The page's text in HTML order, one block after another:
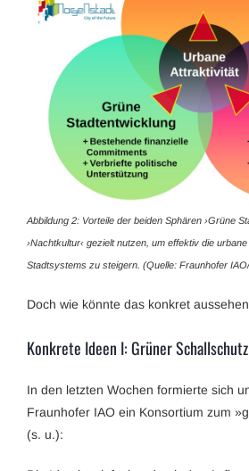
Abbildung 2: Vorteile der beiden Sphären ›Grüne
›Nachtkultur‹ gezielt nutzen, um effektiv die
Stadtsystems zu steigern. (Quelle: Fraunhofer
Doch wie könnte das konkret
Konkrete Ideen I: Grüner Schallschutz
In den letzten Wochen formierte sich
Fraunhofer IAO ein Konsortium zum
(s. u.):